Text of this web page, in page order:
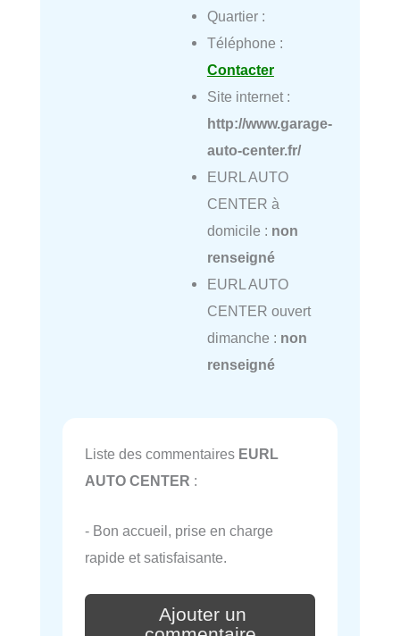
Quartier :
Téléphone :
Contacter
Site internet :
http://www.garage-
auto-center.fr/
EURL AUTO
CENTER à
domicile : non
renseigné
EURL AUTO
CENTER ouvert
dimanche : non
renseigné
Liste des commentaires EURL
AUTO CENTER :
- Bon accueil, prise en charge
rapide et satisfaisante.
Ajouter un